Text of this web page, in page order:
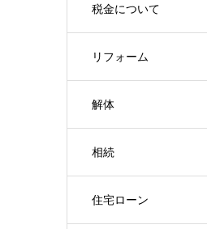
税金について
リフォーム
解体
相続
住宅ローン